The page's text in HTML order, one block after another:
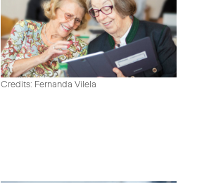
Credits: Fernanda Vilela